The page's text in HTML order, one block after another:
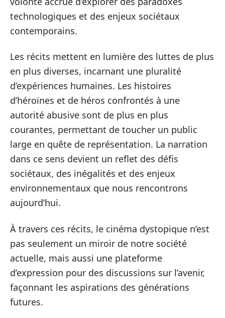
technologiques et des enjeux sociétaux
contemporains.
Les récits mettent en lumière des luttes de plus
en plus diverses, incarnant une pluralité
d’expériences humaines. Les histoires
d’héroïnes et de héros confrontés à une
autorité abusive sont de plus en plus
courantes, permettant de toucher un public
large en quête de représentation. La narration
dans ce sens devient un reflet des défis
sociétaux, des inégalités et des enjeux
environnementaux que nous rencontrons
aujourd’hui.
À travers ces récits, le cinéma dystopique n’est
pas seulement un miroir de notre société
actuelle, mais aussi une plateforme
d’expression pour des discussions sur l’avenir,
façonnant les aspirations des générations
futures.